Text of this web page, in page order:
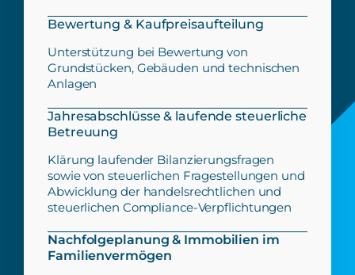
Bewertung & Kaufpreisaufteilung
Unterstützung bei Bewertung von
Grundstücken, Gebäuden und technischen
Anlagen
Jahresabschlüsse & laufende steuerliche
Betreuung
Klärung laufender Bilanzierungsfragen
sowie von steuerlichen Fragestellungen und
Abwicklung der handelsrechtlichen und
steuerlichen Compliance-Verpflichtungen
Nachfolgeplanung & Immobilien im
Familienvermögen